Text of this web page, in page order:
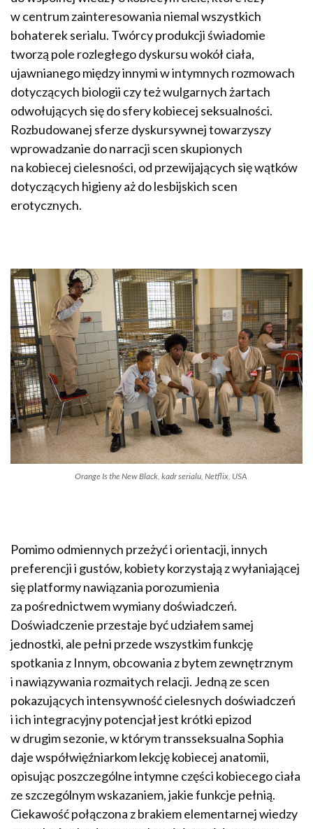
w centrum zainteresowania niemal wszystkich
bohaterek serialu. Twórcy produkcji świadomie
tworzą pole rozległego dyskursu wokół ciała,
ujawnianego między innymi w intymnych rozmowach
dotyczących biologii czy też wulgarnych żartach
odwołujących się do sfery kobiecej seksualności.
Rozbudowanej sferze dyskursywnej towarzyszy
wprowadzanie do narracji scen skupionych
na kobiecej cielesności, od przewijających się wątków
dotyczących higieny aż do lesbijskich scen
erotycznych.
Orange Is the New Black , kadr serialu, Netflix, USA
Pomimo odmiennych przeżyć i orientacji, innych
preferencji i gustów, kobiety korzystają z wyłaniającej
się platformy nawiązania porozumienia
za pośrednictwem wymiany doświadczeń.
Doświadczenie przestaje być udziałem samej
jednostki, ale pełni przede wszystkim funkcję
spotkania z Innym, obcowania z bytem zewnętrznym
i nawiązywania rozmaitych relacji. Jedną ze scen
pokazujących intensywność cielesnych doświadczeń
i ich integracyjny potencjał jest krótki epizod
w drugim sezonie, w którym transseksualna Sophia
daje współwięźniarkom lekcję kobiecej anatomii,
opisując poszczególne intymne części kobiecego ciała
ze szczególnym wskazaniem, jakie funkcje pełnią.
Ciekawość połączona z brakiem elementarnej wiedzy